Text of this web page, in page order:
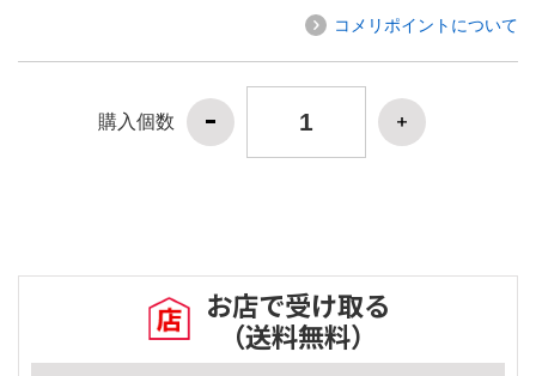
コメリポイントについて
購入個数
お店で受け取る
（送料無料）